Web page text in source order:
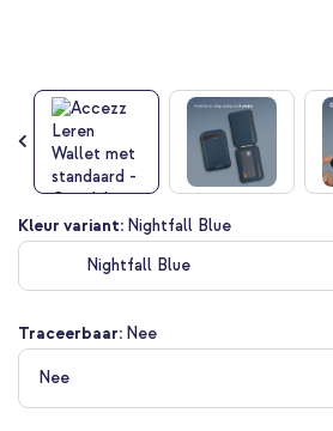
Ga
naar
begin
de
afbeeldingen-
gallerij
Kleur variant: Nightfall Blue
Nightfall Blue
Traceerbaar: Nee
Nee